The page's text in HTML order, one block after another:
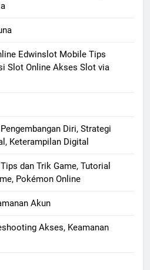
Edwinslot Mobile Tips
Slot Online Akses Slot via
Diri, Strategi
Keterampilan Digital
dan Trik Game, Tutorial
Pokémon Online
Akun
Akses, Keamanan